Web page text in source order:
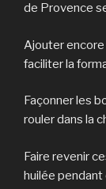
de Provence
Ajouter encore
faciliter la
Façonner les
rouler dans la
Faire revenir
huilée